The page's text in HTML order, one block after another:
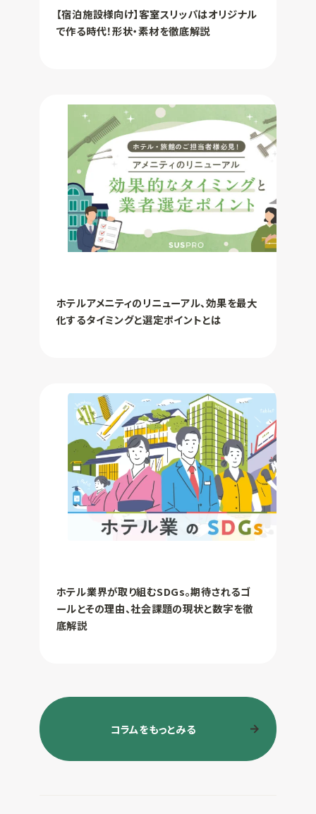
【宿泊施設様向け】客室スリッパはオリジナル
で作る時代！形状・素材を徹底解説
ホテルアメニティのリニューアル、効果を最大
化するタイミングと選定ポイントとは
ホテル業界が取り組むSDGs。期待されるゴ
ールとその理由、社会課題の現状と数字を徹
底解説
コラムをもっとみる